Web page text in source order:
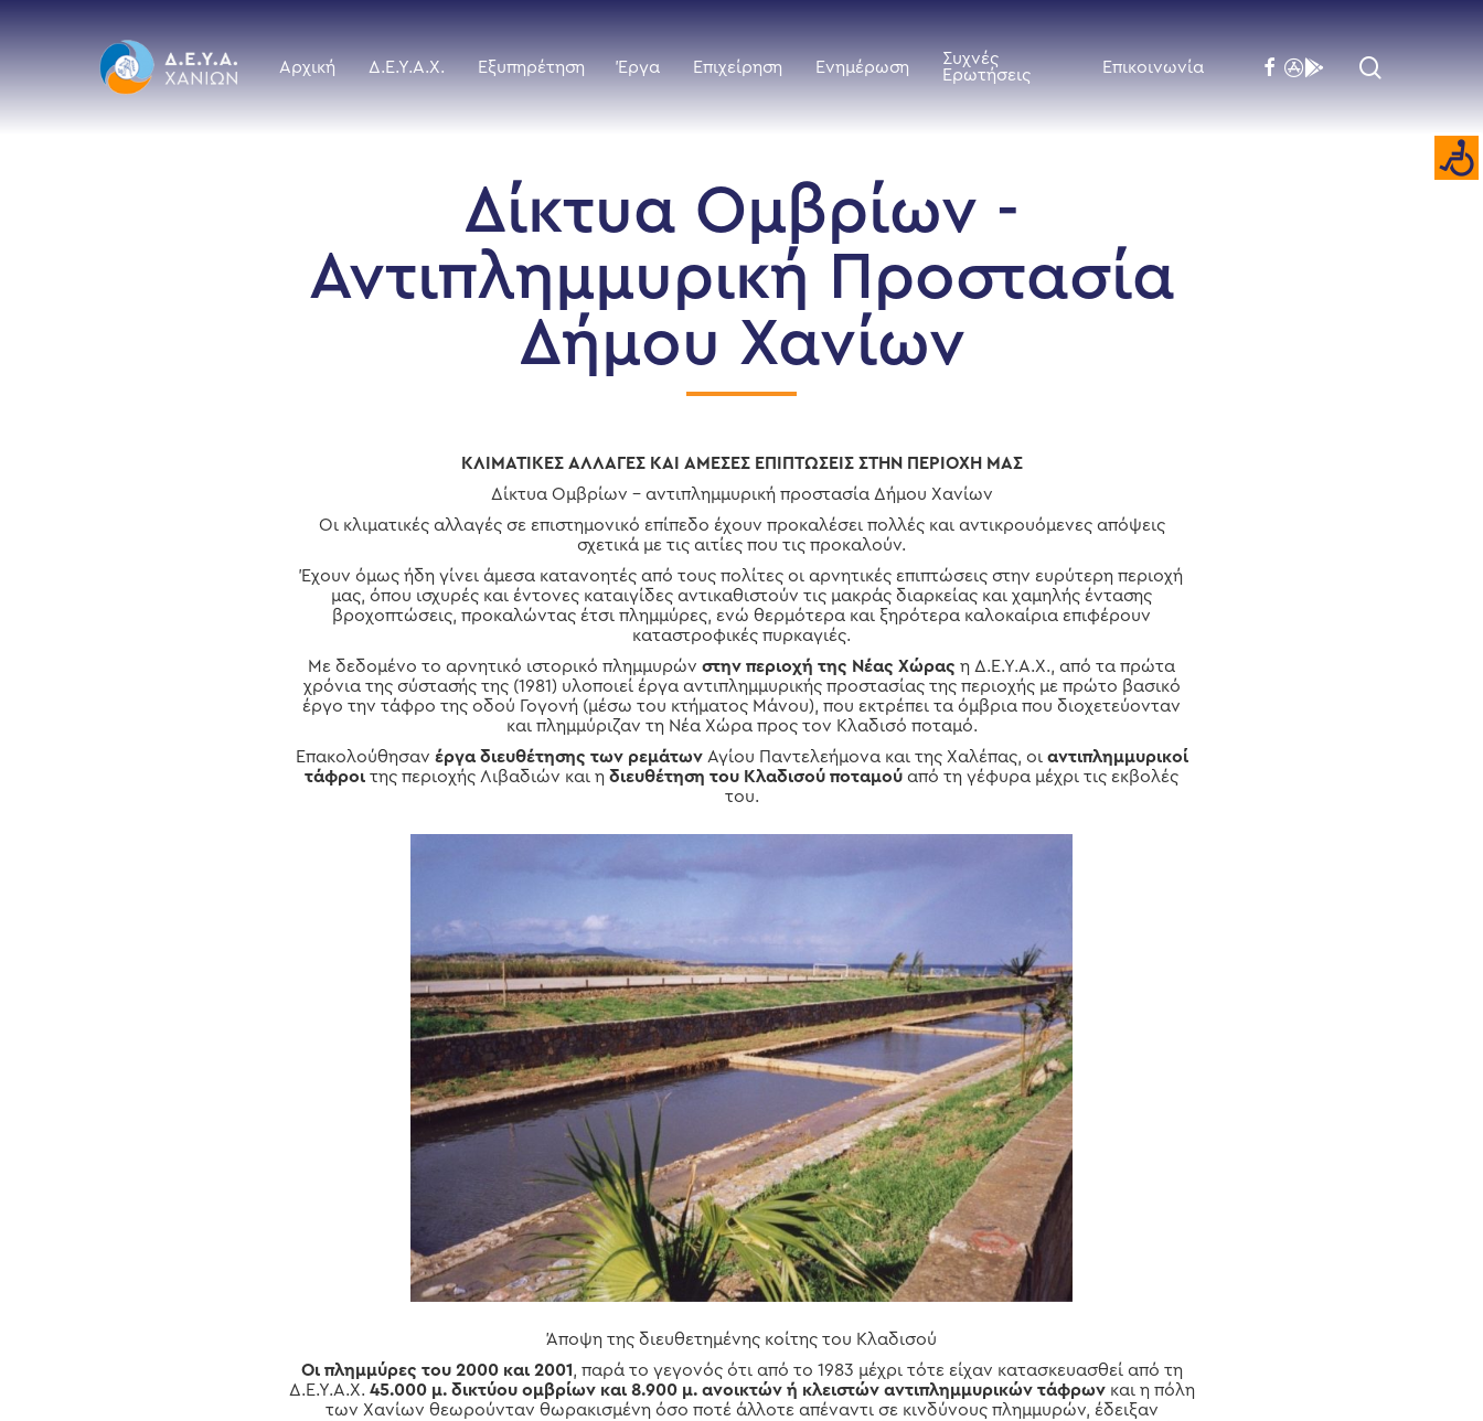
Αρχική Δ.Ε.Υ.Α.Χ. Εξυπηρέτηση Έργα Επιχείρηση Ενημέρωση
Συχνές
Ερωτήσεις
Επικοινωνία facebook
flickrbehance
Δίκτυα Ομβρίων -
Αντιπλημμυρική Προστασία
Δήμου Χανίων
ΚΛΙΜΑΤΙΚΕΣ ΑΛΛΑΓΕΣ ΚΑΙ ΑΜΕΣΕΣ ΕΠΙΠΤΩΣΕΙΣ ΣΤΗΝ ΠΕΡΙΟΧΗ ΜΑΣ
Δίκτυα Ομβρίων – αντιπλημμυρική προστασία Δήμου Χανίων
Οι κλιματικές αλλαγές σε επιστημονικό επίπεδο έχουν προκαλέσει πολλές και αντικρουόμενες απόψεις
σχετικά με τις αιτίες που τις προκαλούν.
Έχουν όμως ήδη γίνει άμεσα κατανοητές από τους πολίτες οι αρνητικές επιπτώσεις στην ευρύτερη περιοχή
μας, όπου ισχυρές και έντονες καταιγίδες αντικαθιστούν τις μακράς διαρκείας και χαμηλής έντασης
βροχοπτώσεις, προκαλώντας έτσι πλημμύρες, ενώ θερμότερα και ξηρότερα καλοκαίρια επιφέρουν
καταστροφικές πυρκαγιές.
Με δεδομένο το αρνητικό ιστορικό πλημμυρών στην περιοχή της Νέας Χώρας η Δ.Ε.Υ.Α.Χ., από τα πρώτα
χρόνια της σύστασής της (1981) υλοποιεί έργα αντιπλημμυρικής προστασίας της περιοχής με πρώτο βασικό
έργο την τάφρο της οδού Γογονή (μέσω του κτήματος Μάνου), που εκτρέπει τα όμβρια που διοχετεύονταν
και πλημμύριζαν τη Νέα Χώρα προς τον Κλαδισό ποταμό.
Επακολούθησαν έργα διευθέτησης των ρεμάτωνΑγίου Παντελεήμονα και της Χαλέπας, οι αντιπλημμυρικοί
τάφροι της περιοχής Λιβαδιών και η διευθέτηση του Κλαδισού ποταμού από τη γέφυρα μέχρι τις εκβολές
του.
Άποψη της διευθετημένης κοίτης του Κλαδισού
Οι πλημμύρες του 2000 και 2001, παρά το γεγονός ότι από το 1983 μέχρι τότε είχαν κατασκευασθεί από τη
Δ.Ε.Υ.Α.Χ. 45.000 μ. δικτύου ομβρίων και 8.900 μ. ανοικτών ή κλειστών αντιπλημμυρικών τάφρωνκαι η πόλη
των Χανίων θεωρούνταν θωρακισμένη όσο ποτέ άλλοτε απέναντι σε κινδύνους πλημμυρών, έδειξαν